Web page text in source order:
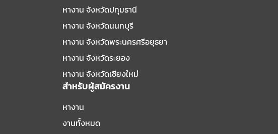
หางาน จังหวัดปทุมธานี
หางาน จังหวัดนนทบุรี
หางาน จังหวัดพระนครศรีอยุธยา
หางาน จังหวัดระยอง
หางาน จังหวัดเชียงใหม่
สำหรับผู้สมัครงาน
หางาน
งานทั้งหมด